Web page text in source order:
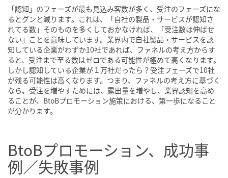
「認知」のフェーズが最も見込み客数が多く、受注のフェーズにな
るとグンと減ります。これは、「自社の製品・サービスが認知さ
れてる数」そのものを多くしておかなければ、「受注数は伸ばせ
ない」ことを意味しています。業界内で自社製品・サービスを認
知している企業がわずか10社であれば、ファネルの考え方からす
ると、受注まで至る数はゼロである可能性が極めて高くなります。
しかし認知している企業が１万社だったら？受注フェーズで10社
が残る可能性は高くなります。つまり、ファネルの考え方に基づく
なら、 受注を増やすためには、露出量を増やし、業界認知を高め
ることが、BtoBプロモーション施策における、第一歩になること
が分かります。
BtoBプロモーション、成功事
例／失敗事例